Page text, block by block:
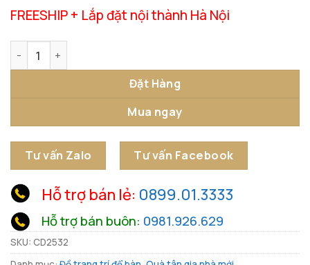
FREESHIP + Lắp đặt nội thành Hà Nội
Đặt Hàng
Mua ngay
Tư vấn Zalo Tư vấn Facebook
Hỗ trợ bán lẻ: 0899.01.3333
Hỗ trợ bán buôn: 0981.926.629
SKU: CD2532